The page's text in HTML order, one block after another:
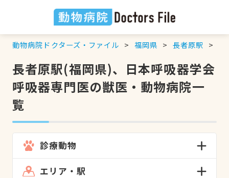
動物病院ドクターズ・ファイル 福岡県 長者原駅
長者原駅(福岡県)、日本呼吸器学会
呼吸器専門医の獣医・動物病院一
覧
診療動物
エリア・駅